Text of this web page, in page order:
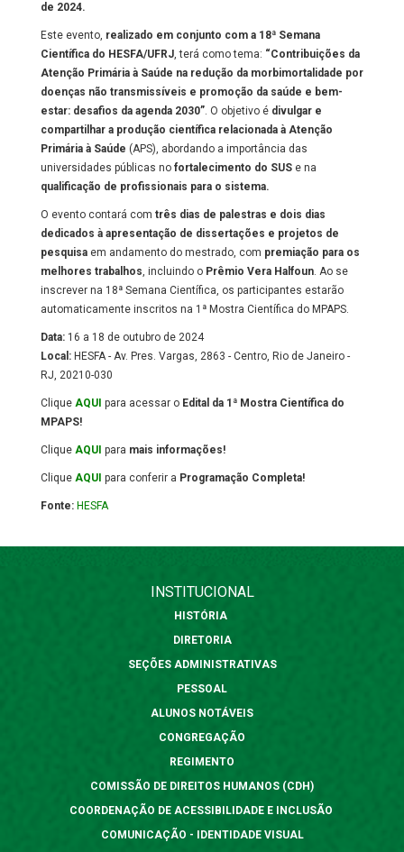
de 2024.
Este evento, realizado em conjunto com a 18ª Semana
Científica do HESFA/UFRJ, terá como tema: “Contribuições da
Atenção Primária à Saúde na redução da morbimortalidade por
doenças não transmissíveis e promoção da saúde e bem-
estar: desafios da agenda 2030”. O objetivo é divulgar e
compartilhar a produção científica relacionada à Atenção
Primária à Saúde (APS), abordando a importância das
universidades públicas no fortalecimento do SUS e na
qualificação de profissionais para o sistema.
O evento contará com três dias de palestras e dois dias
dedicados à apresentação de dissertações e projetos de
pesquisa em andamento do mestrado, com premiação para os
melhores trabalhos, incluindo o Prêmio Vera Halfoun. Ao se
inscrever na 18ª Semana Científica, os participantes estarão
automaticamente inscritos na 1ª Mostra Científica do MPAPS.
Data: 16 a 18 de outubro de 2024
Local: HESFA - Av. Pres. Vargas, 2863 - Centro, Rio de Janeiro -
RJ, 20210-030
Clique AQUI para acessar o Edital da 1ª Mostra Científica do
MPAPS!
Clique AQUI para mais informações!
Clique AQUI para conferir a Programação Completa!
Fonte: HESFA
INSTITUCIONAL
HISTÓRIA
DIRETORIA
SEÇÕES ADMINISTRATIVAS
PESSOAL
ALUNOS NOTÁVEIS
CONGREGAÇÃO
REGIMENTO
COMISSÃO DE DIREITOS HUMANOS (CDH)
COORDENAÇÃO DE ACESSIBILIDADE E INCLUSÃO
COMUNICAÇÃO - IDENTIDADE VISUAL